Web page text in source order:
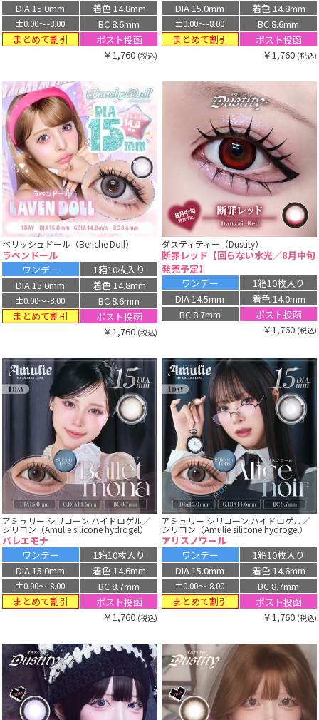
DIA 15.0mm
着色 14.8mm
±0.00〜-8.00
BC 8.6mm
まとめて割引
ポスト投函
￥1,760 (税込)
DIA 15.0mm
着色 14.8mm
±0.00〜-8.00
BC 8.6mm
まとめて割引
ポスト投函
￥1,760 (税込)
ベリッシュドール（Beriche Doll）
ラベンドール
ワンデー
1箱10枚入り
DIA 15.0mm
着色 14.8mm
±0.00〜-8.00
BC 8.6mm
まとめて割引
ポスト投函
￥1,760 (税込)
ダスティティー（Dustity）
断罪レッド【回らない水光／8月中旬
発売予定】
ワンデー
1箱10枚入り
DIA 14.5mm
着色 14.0mm
BC 8.7mm
ポスト投函
￥1,760 (税込)
アミュリー シリコーン ハイドロゲル／
シリコン（Amulie silicone hydrogel）
バレエモナ
ワンデー
1箱10枚入り
DIA 15.0mm
着色 14.6mm
±0.00〜-8.00
BC 8.7mm
まとめて割引
ポスト投函
￥1,760 (税込)
アミュリー シリコーン ハイドロゲル／
シリコン（Amulie silicone hydrogel）
アリスノワール
ワンデー
1箱10枚入り
DIA 15.0mm
着色 14.6mm
±0.00〜-8.00
BC 8.7mm
まとめて割引
ポスト投函
￥1,760 (税込)